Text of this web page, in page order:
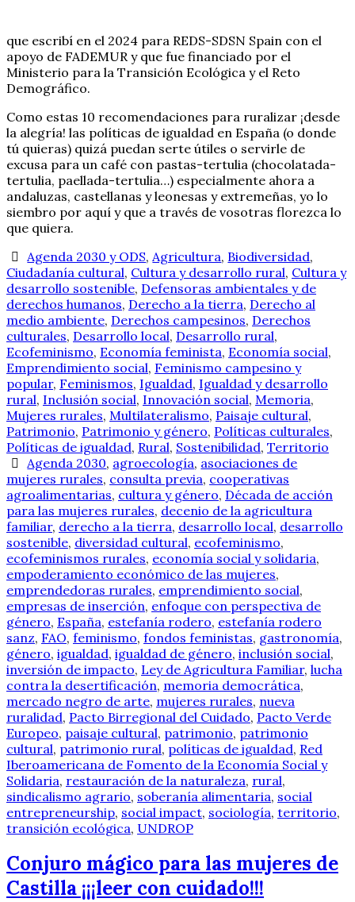
que escribí en el 2024 para REDS-SDSN Spain con el
apoyo de FADEMUR y que fue financiado por el
Ministerio para la Transición Ecológica y el Reto
Demográfico.
Como estas 10 recomendaciones para ruralizar ¡desde
la alegría! las políticas de igualdad en España (o donde
tú quieras) quizá puedan serte útiles o servirle de
excusa para un café con pastas-tertulia (chocolatada-
tertulia, paellada-tertulia…) especialmente ahora a
andaluzas, castellanas y leonesas y extremeñas, yo lo
siembro por aquí y que a través de vosotras florezca lo
que quiera.
Agenda 2030 y ODS, Agricultura, Biodiversidad,
Ciudadanía cultural, Cultura y desarrollo rural, Cultura y
desarrollo sostenible, Defensoras ambientales y de
derechos humanos, Derecho a la tierra, Derecho al
medio ambiente, Derechos campesinos, Derechos
culturales, Desarrollo local, Desarrollo rural,
Ecofeminismo, Economía feminista, Economía social,
Emprendimiento social, Feminismo campesino y
popular, Feminismos, Igualdad, Igualdad y desarrollo
rural, Inclusión social, Innovación social, Memoria,
Mujeres rurales, Multilateralismo, Paisaje cultural,
Patrimonio, Patrimonio y género, Políticas culturales,
Políticas de igualdad, Rural, Sostenibilidad, Territorio
Agenda 2030, agroecología, asociaciones de
mujeres rurales, consulta previa, cooperativas
agroalimentarias, cultura y género, Década de acción
para las mujeres rurales, decenio de la agricultura
familiar, derecho a la tierra, desarrollo local, desarrollo
sostenible, diversidad cultural, ecofeminismo,
ecofeminismos rurales, economía social y solidaria,
empoderamiento económico de las mujeres,
emprendedoras rurales, emprendimiento social,
empresas de inserción, enfoque con perspectiva de
género, España, estefanía rodero, estefanía rodero
sanz, FAO, feminismo, fondos feministas, gastronomía,
género, igualdad, igualdad de género, inclusión social,
inversión de impacto, Ley de Agricultura Familiar, lucha
contra la desertificación, memoria democrática,
mercado negro de arte, mujeres rurales, nueva
ruralidad, Pacto Birregional del Cuidado, Pacto Verde
Europeo, paisaje cultural, patrimonio, patrimonio
cultural, patrimonio rural, políticas de igualdad, Red
Iberoamericana de Fomento de la Economía Social y
Solidaria, restauración de la naturaleza, rural,
sindicalismo agrario, soberanía alimentaria, social
entrepreneurship, social impact, sociología, territorio,
transición ecológica, UNDROP
Conjuro mágico para las mujeres de
Castilla ¡¡¡leer con cuidado!!!